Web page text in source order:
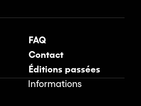
FAQ
Contact
Éditions passées
Informations